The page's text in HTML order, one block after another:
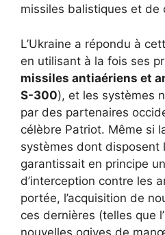
missiles balistiques et de
L’Ukraine a répondu à
en utilisant à la fois ses
missiles antiaériens et
S-300), et les systèmes
par des partenaires
célèbre Patriot. Même si
systèmes dont disposent
garantissait en principe
d’interception contre les
portée, l’acquisition de
ces dernières (telles que
nouvelles ogives de